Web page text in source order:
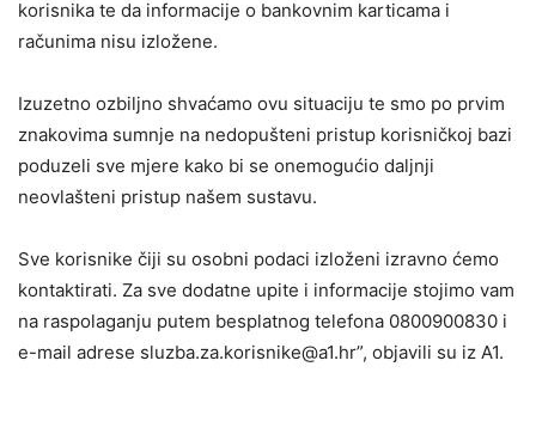
korisnika te da informacije o bankovnim karticama i
računima nisu izložene.
Izuzetno ozbiljno shvaćamo ovu situaciju te smo po prvim
znakovima sumnje na nedopušteni pristup korisničkoj bazi
poduzeli sve mjere kako bi se onemogućio daljnji
neovlašteni pristup našem sustavu.
Sve korisnike čiji su osobni podaci izloženi izravno ćemo
kontaktirati. Za sve dodatne upite i informacije stojimo vam
na raspolaganju putem besplatnog telefona 0800900830 i
e-mail adrese sluzba.za.korisnike@a1.hr”, objavili su iz A1.